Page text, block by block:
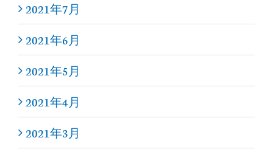
2021年7月
2021年6月
2021年5月
2021年4月
2021年3月